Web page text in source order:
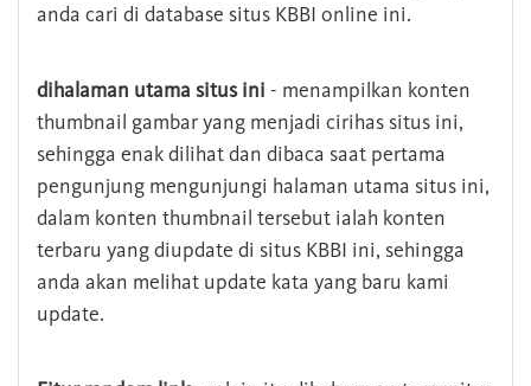
anda cari di database situs KBBI online ini.
dihalaman utama situs ini - menampilkan konten
thumbnail gambar yang menjadi cirihas situs ini,
sehingga enak dilihat dan dibaca saat pertama
pengunjung mengunjungi halaman utama situs ini,
dalam konten thumbnail tersebut ialah konten
terbaru yang diupdate di situs KBBI ini, sehingga
anda akan melihat update kata yang baru kami
update.